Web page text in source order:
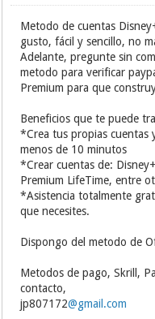
Metodo de cuentas
gusto, fácil y sencillo, no
Adelante, pregunte sin
metodo para verificar
Premium para que
Beneficios que te puede
*Crea tus propias cuentas
menos de 10 minutos
*Crear cuentas de:
Premium LifeTime, entre
*Asistencia totalmente
que necesites.
Dispongo del metodo de
Metodos de pago, Skrill,
contacto,
jp807172@gmail.com